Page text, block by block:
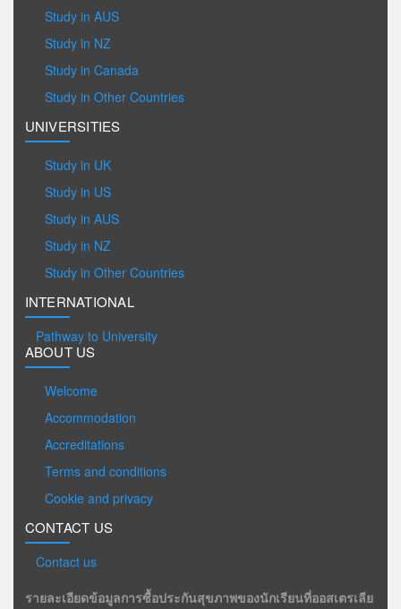
Study in AUS
Study in NZ
Study in Canada
Study in Other Countries
UNIVERSITIES
Study in UK
Study in US
Study in AUS
Study in NZ
Study in Other Countries
INTERNATIONAL
Pathway to University
ABOUT US
Welcome
Accommodation
Accreditations
Terms and conditions
Cookie and privacy
CONTACT US
Contact us
รายละเอียดข้อมูลการซื้อประกันสุขภาพของนักเรียนที่ออสเตรเลีย